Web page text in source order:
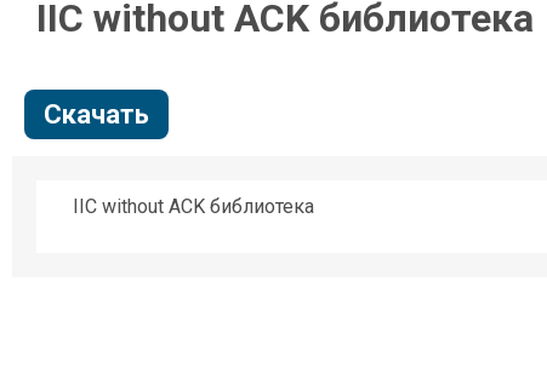
IIC without ACK библиотека
Скачать
IIC without ACK библиотека